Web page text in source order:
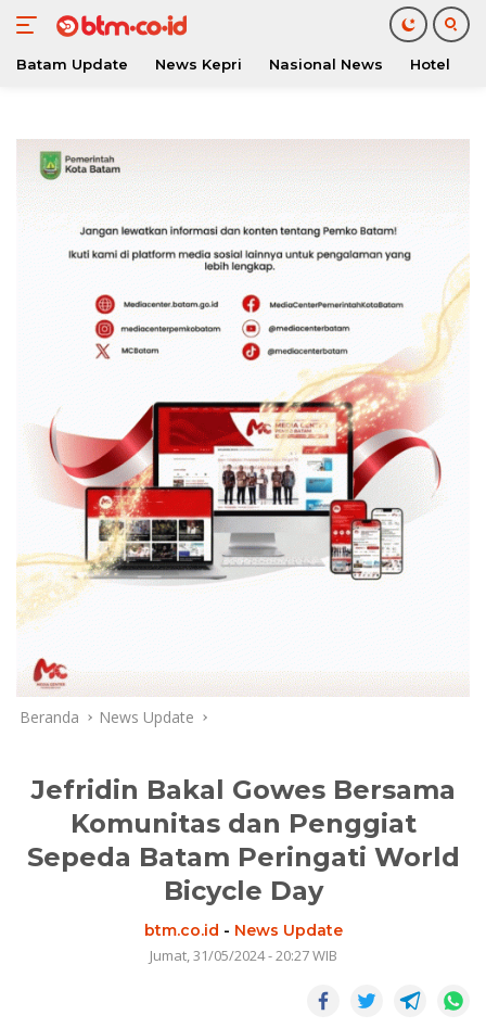
konten
Batam Update News Kepri Nasional News Hotel
Beranda News Update
Jefridin Bakal Gowes Bersama
Komunitas dan Penggiat
Sepeda Batam Peringati World
Bicycle Day
btm.co.id - News Update
Jumat, 31/05/2024 - 20:27 WIB